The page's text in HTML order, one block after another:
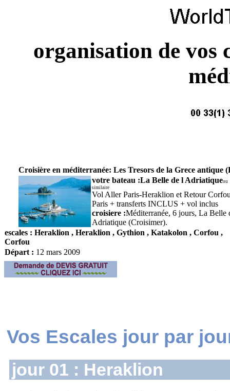
organisation de vos
Croisière en méditerranée: Les Tresors de la Grece antique
votre bateau :La Belle de l Adriatiqueou
similaire
Vol Aller Paris-Heraklion et Retour
Paris + transferts INCLUS + vol inclus
croisiere :Méditerranée, 6 jours, La Belle
Adriatique (Croisimer).
escales : Heraklion , Heraklion , Gythion , Katakolon , Corfou ,
Corfou
Départ : 12 mars 2009
Vos Escales jour par
jour 01 : Heraklion